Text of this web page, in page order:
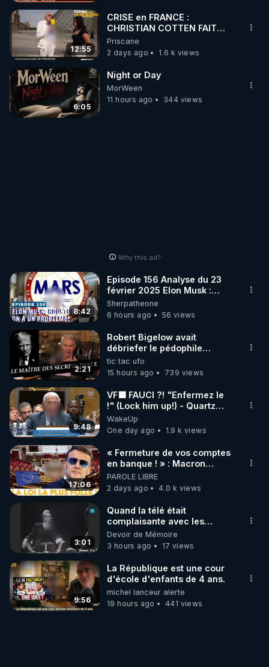
12:55
CRISE en FRANCE :
CHRISTIAN COTTEN FAIT
une étrange découverte
Priscane
2 days ago
1.6 k views
6:05
Night or Day
MorWeen
11 hours ago
344 views
Why this ad?
8:42
Episode 156 Analyse du 23
février 2025 Elon Musk :
Houston , on a un problème !
Sherpatheone
6 hours ago
56 views
2:21
Robert Bigelow avait
débriefer le pédophile
génocidaire de donald j
trump
tic tac ufo
15 hours ago
739 views
9:48
VF🟩 FAUCI ?! "Enfermez le
!" (Lock him up!) - Quartz
Traduction
WakeUp
One day ago
1.9 k views
17:06
« Fermeture de vos comptes
en banque ! » : Macron
impose une loi folle !
PAROLE LIBRE
2 days ago
4.0 k views
3:01
Quand la télé était
complaisante avec les
pédophiles
Devoir de Mémoire
3 hours ago
17 views
9:56
La République est une cour
d'école d'enfants de 4 ans.
michel lanceur alerte
19 hours ago
441 views